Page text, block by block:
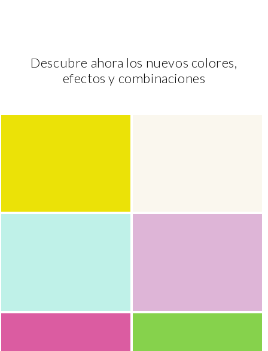
Descubre ahora los nuevos colores,
efectos y combinaciones